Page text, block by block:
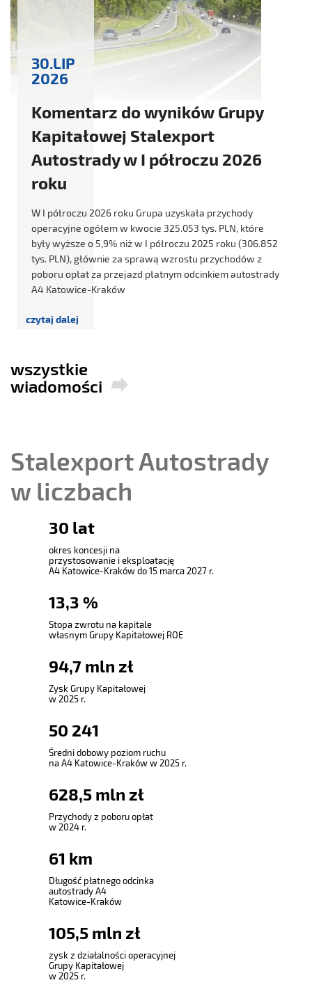
30.LIP
2026
Komentarz do wyników Grupy
Kapitałowej Stalexport
Autostrady w I półroczu 2026
roku
W I półroczu 2026 roku Grupa uzyskała przychody
operacyjne ogółem w kwocie 325.053 tys. PLN, które
były wyższe o 5,9% niż w I półroczu 2025 roku (306.852
tys. PLN), głównie za sprawą wzrostu przychodów z
poboru opłat za przejazd płatnym odcinkiem autostrady
A4 Katowice-Kraków
wszystkie
wiadomości
Stalexport Autostrady
w liczbach
30 lat
okres koncesji na
przystosowanie i eksploatację
A4 Katowice-Kraków do 15 marca 2027 r.
13,3 %
Stopa zwrotu na kapitale
własnym Grupy Kapitałowej ROE
94,7 mln zł
Zysk Grupy Kapitałowej
w 2025 r.
50 241
Średni dobowy poziom ruchu
na A4 Katowice-Kraków w 2025 r.
628,5 mln zł
Przychody z poboru opłat
w 2024 r.
61 km
Długość płatnego odcinka
autostrady A4
Katowice-Kraków
105,5 mln zł
zysk z działalności operacyjnej
Grupy Kapitałowej
w 2025 r.